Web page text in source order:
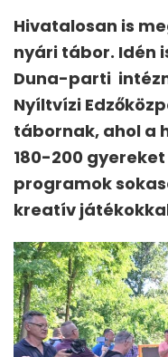
Hivatalosan is
nyári tábor. Idén
Duna-parti
Nyíltvízi
tábornak, ahol a
180-200
programok
kreatív